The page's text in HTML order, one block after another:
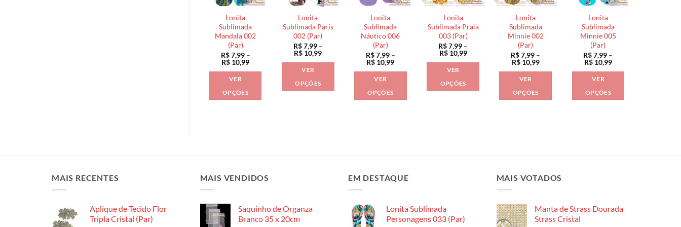
ser
escolhidas
na
página
produto
ser
escolhidas
na
página
do
produto
ser
escolhidas
na
página
produto
ser
escolhidas
na
página
produto
ser
escolhidas
na
página
produto
ser
escolhidas
na
página
produto
Lonita
Sublimada
Mandala 002
(Par)
R$7,99 –
R$ 10,99Faixa
VER
OPÇÕES
opções
escolhidas
na
Lonita
Sublimada Paris
002 (Par)
R$7,99 –
R$ 10,99Faixa
VER
OPÇÕES
na
Lonita
Sublimada
Náutico 006
(Par)
R$7,99 –
R$ 10,99Faixa
VER
OPÇÕES
opções
escolhidas
na
Lonita
Sublimada Praia
003 (Par)
R$7,99 –
R$10,99Faixa
VER
OPÇÕES
página
Lonita
Sublimada
Minnie 002
(Par)
R$7,99 –
R$10,99Faixa
VER
OPÇÕES
opções
escolhidas
na
Lonita
Sublimada
Minnie 005
(Par)
R$7,99 –
R$10,99Faixa
VER
OPÇÕES
escolhidas
MAIS RECENTES
Aplique de Tecido Flor
Tripla Cristal (Par)
MAIS VENDIDOS
Saquinho de Organza
Branco 35 x 20cm
EM DESTAQUE
Lonita Sublimada
Personagens 033 (Par)
MAIS VOTADOS
Manta de Strass Dourada
Strass Cristal